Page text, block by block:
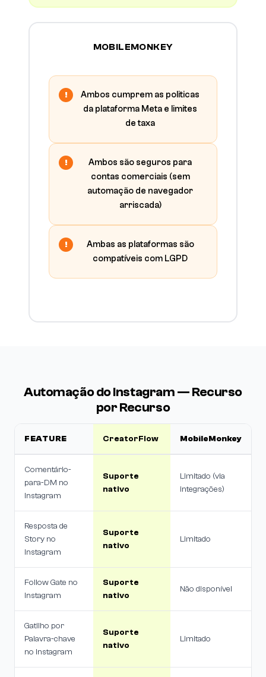
MOBILEMONKEY
Ambos cumprem as politicas
da plataforma Meta e limites
de taxa
Ambos são seguros para
contas comerciais (sem
automação de navegador
arriscada)
Ambas as plataformas são
compatíveis com LGPD
Automação do Instagram — Recurso
por Recurso
FEATURE CreatorFlow MobileMonkey
Comentário-
para-DM no
Instagram
Suporte
nativo
Limitado (via
integrações)
Resposta de
Story no
Instagram
Suporte
nativo
Limitado
Follow Gate no
Instagram
Suporte
nativo
Não disponível
Gatilho por
Palavra-chave
no Instagram
Suporte
nativo
Limitado